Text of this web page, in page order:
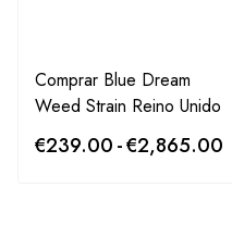
Comprar Blue Dream
Weed Strain Reino Unido
€239.00-€2,865.00